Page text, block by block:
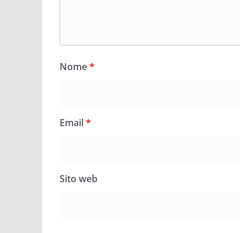
Nome*
Email*
Sito web